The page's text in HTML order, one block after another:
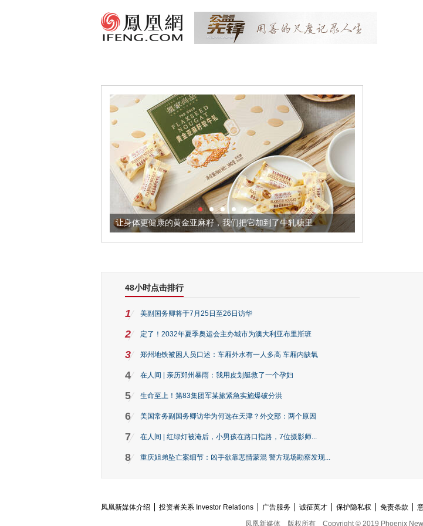
让身体更健康的黄金亚麻籽，我们把它加到了牛轧糖里 被列入佛家七宝
48小时点击排行
1 美副国务卿将于7月25日至26日访华
2 定了！2032年夏季奥运会主办城市为澳大利亚布里斯班
3 郑州地铁被困人员口述：车厢外水有一人多高 车厢内缺氧
4 在人间 | 亲历郑州暴雨：我用皮划艇救了一个孕妇
5 生命至上！第83集团军某旅紧急实施爆破分洪
6 美国常务副国务卿访华为何选在天津？外交部：两个原因
7 在人间 | 红绿灯被淹后，小男孩在路口指路，7位摄影师...
8 重庆姐弟坠亡案细节：凶手欲靠悲情蒙混 警方现场勘察发现...
凤凰新媒体介绍 投资者关系 Investor Relations 广告服务 诚征英才 保护隐私权 免责条款
凤凰新媒体
版权所有 Copyright © 2019 Phoenix